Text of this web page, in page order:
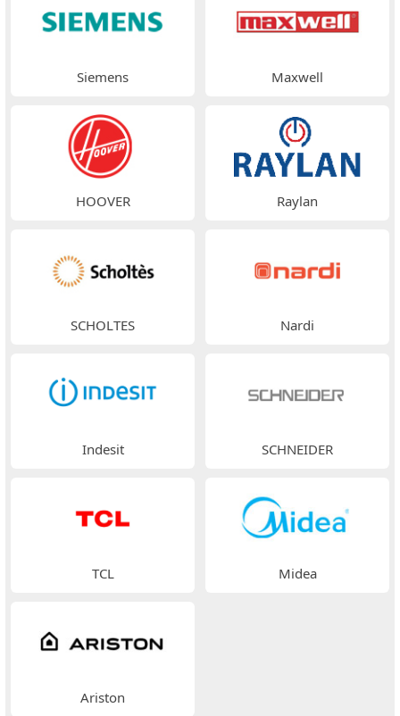
Siemens Maxwell
HOOVER Raylan
SCHOLTES Nardi
Indesit SCHNEIDER
TCL Midea
Ariston